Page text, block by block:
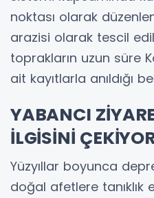
noktası olarak
arazisi olarak tescil
toprakların uzun süre
ait kayıtlarla anıldığı
YABANCI
İLGİSİNİ
Yüzyıllar boyunca
doğal afetlere tanıklık